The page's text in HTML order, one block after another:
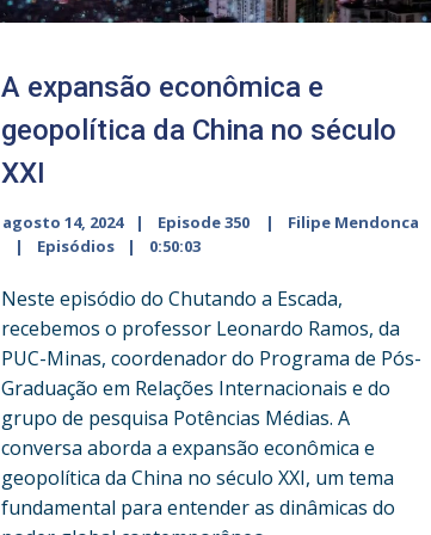
A expansão econômica e
geopolítica da China no século
XXI
agosto 14, 2024 Episode 350
Filipe Mendonca
Episódios
0:50:03
Neste episódio do Chutando a Escada,
recebemos o professor Leonardo Ramos, da
PUC-Minas, coordenador do Programa de Pós-
Graduação em Relações Internacionais e do
grupo de pesquisa Potências Médias. A
conversa aborda a expansão econômica e
geopolítica da China no século XXI, um tema
fundamental para entender as dinâmicas do